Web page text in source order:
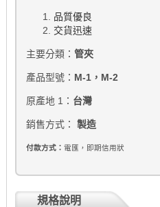
品質優良
交貨迅速
主要分類： 管夾
產品型號： M-1，M-2
原產地 1： 台灣
銷售方式： 製造
付款方式： 電匯，即期信用狀
規格說明